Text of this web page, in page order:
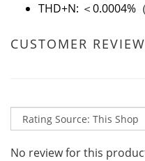
THD+N: ＜0.0004%
CUSTOMER
No review for this